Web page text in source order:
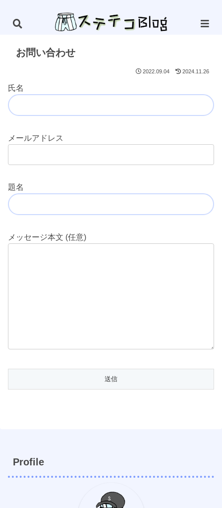
お問い合わせ
2022.09.04 2024.11.26
氏名
メールアドレス
題名
メッセージ本文 (任意)
Profile